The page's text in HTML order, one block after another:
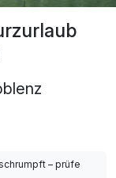
– prüfe